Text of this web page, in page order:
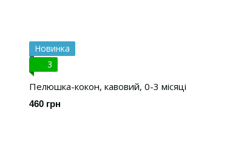
Новинка
3
Пелюшка-кокон, кавовий, 0-3 місяці
460 грн